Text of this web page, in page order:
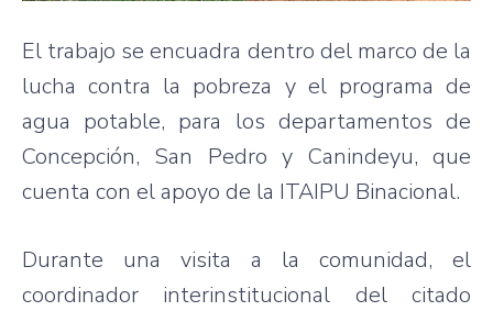
El trabajo se encuadra dentro del marco de la
lucha contra la pobreza y el programa de
agua potable, para los departamentos de
Concepción, San Pedro y Canindeyu, que
cuenta con el apoyo de la ITAIPU Binacional.
Durante una visita a la comunidad, el
coordinador interinstitucional del citado